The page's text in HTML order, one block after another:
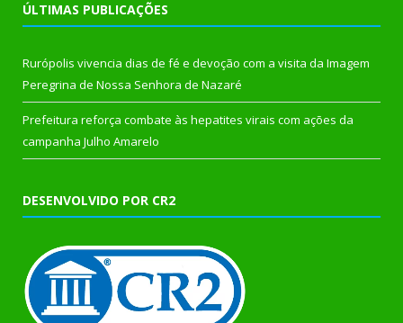
ÚLTIMAS PUBLICAÇÕES
Rurópolis vivencia dias de fé e devoção com a visita da Imagem
Peregrina de Nossa Senhora de Nazaré
Prefeitura reforça combate às hepatites virais com ações da
campanha Julho Amarelo
DESENVOLVIDO POR CR2